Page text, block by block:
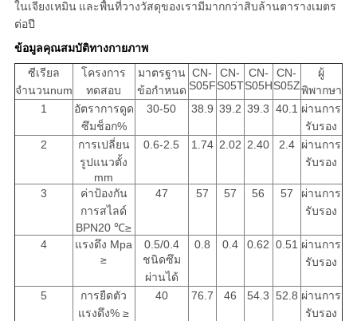
ในเจียงเหมิน และพื้นที่วางวัสดุของเรามีมากกว่าสิบล้านตารางเมตร
ต่อปี
ข้อมูลคุณสมบัติทางกายภาพ
ซีเรียล
จำนวนnum
โครงการ
ทดสอบ
มาตรฐาน
ข้อกำหนด
CN-
S05F
CN-
S05T
CN-
S05H
CN-
S05Z
ผู้
พิพากษา
1
อัตราการดูด
ซึมช็อก%
30-50 38.9 39.2 39.3 40.1 ผ่านการ
รับรอง
2
การเปลี่ยน
รูปแนวตั้ง
mm
0.6-2.5 1.74 2.02 2.40 2.4 ผ่านการ
รับรอง
3
ค่าป้องกัน
การสไลด์
BPN20 ℃≥
47 57 57 56 57
ผ่านการ
รับรอง
4
แรงดึง Mpa
≥
0.5/0.4
ชนิดซึม
ผ่านได้
0.8 0.4 0.62 0.51 ผ่านการ
รับรอง
5
การยืดตัว
แรงดึง% ≥
40 76.7 46 54.3 52.8 ผ่านการ
รับรอง